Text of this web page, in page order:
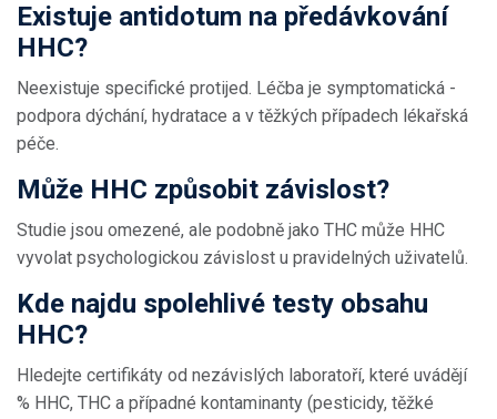
Existuje antidotum na předávkování
HHC?
Neexistuje specifické protijed. Léčba je symptomatická -
podpora dýchání, hydratace a v těžkých případech lékařská
péče.
Může HHC způsobit závislost?
Studie jsou omezené, ale podobně jako THC může HHC
vyvolat psychologickou závislost u pravidelných uživatelů.
Kde najdu spolehlivé testy obsahu
HHC?
Hledejte certifikáty od nezávislých laboratoří, které uvádějí
% HHC, THC a případné kontaminanty (pesticidy, těžké